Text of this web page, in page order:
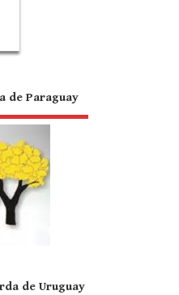
de Paraguay
de Uruguay